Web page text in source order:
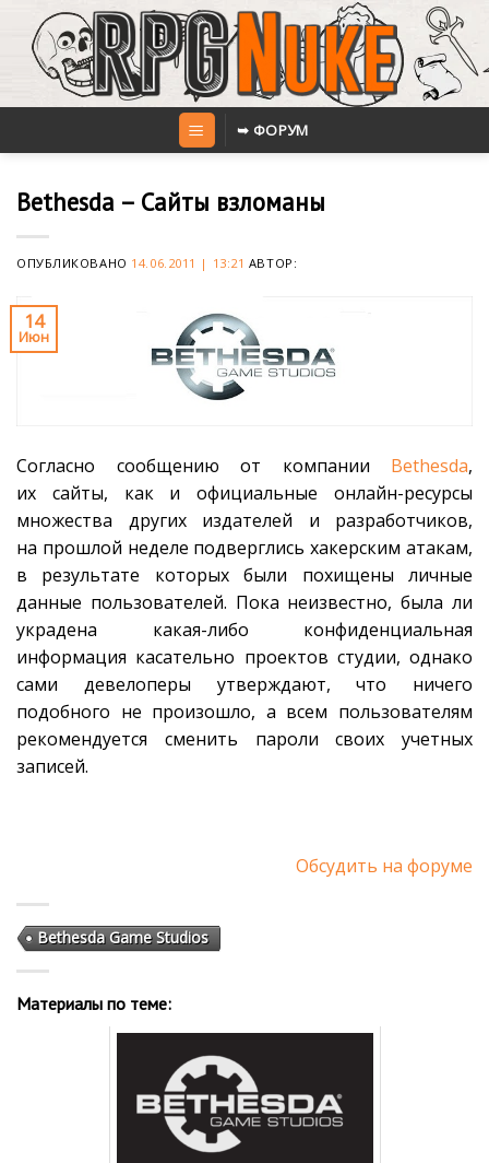
content
➥ ФОРУМ
Bethesda – Сайты взломаны
ОПУБЛИКОВАНО 14.06.2011 | 13:21 АВТОР:
14
Июн
Согласно сообщению от компании Bethesda,
их сайты, как и официальные онлайн-ресурсы
множества других издателей и разработчиков,
на прошлой неделе подверглись хакерским атакам,
в результате которых были похищены личные
данные пользователей. Пока неизвестно, была ли
украдена какая-либо конфиденциальная
информация касательно проектов студии, однако
сами девелоперы утверждают, что ничего
подобного не произошло, а всем пользователям
рекомендуется сменить пароли своих учетных
записей.
Обсудить на форуме
Bethesda Game Studios
Материалы по теме: